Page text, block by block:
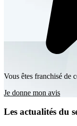
Vous êtes franchisé de
Je donne mon avis
Les actualités du